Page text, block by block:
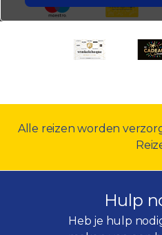
Alle reizen worden
Hulp
Heb je hulp